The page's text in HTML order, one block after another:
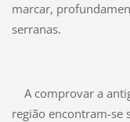
marcar,
serranas.
A comprovar a
região encontram-se